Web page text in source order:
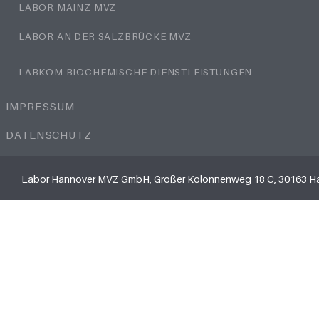
Labor Hannover MVZ GmbH, Großer Kolonnenweg 18 C, 30163
IMPRESSUM
DATENSCHUTZ
LABOR MAINZ MVZ
LABOR AN DER SALZBRÜCKE MVZ
LABKOM BIOCHEMISCHE DIENSTLEISTUNGEN